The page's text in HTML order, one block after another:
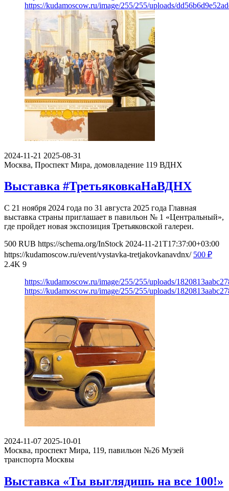
https://kudamoscow.ru/image/255/255/uploads/
2024-11-21 2025-08-31
Москва, Проспект Мира, домовладение 119 ВДНХ
Выставка #ТретьяковкаНаВДНХ
С 21 ноября 2024 года по 31 августа 2025 года Главная
выставка страны приглашает в павильон № 1 «Центральный»,
где пройдет новая экспозиция Третьяковской галереи.
500 RUB https://schema.org/InStock 2024-11-21T17:37:00+03:00
https://kudamoscow.ru/event/vystavka-tretjakovkanavdnx/ 500 ₽
2.4K 9
https://kudamoscow.ru/image/255/255/uploads/
https://kudamoscow.ru/image/255/255/uploads/
2024-11-07 2025-10-01
Москва, проспект Мира, 119, павильон №26 Музей
транспорта Москвы
Выставка «Ты выглядишь на все 100!»